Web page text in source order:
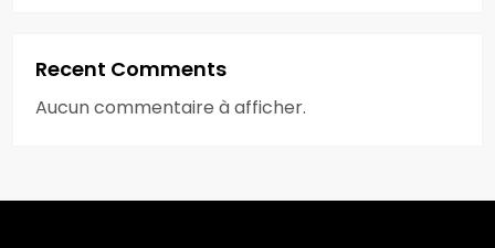
Recent Comments
Aucun commentaire à afficher.